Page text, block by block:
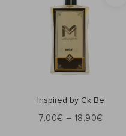
Inspired by Ck Be
7.00€ – 18.90€